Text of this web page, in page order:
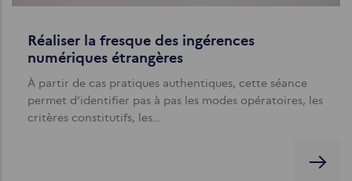
Réaliser la fresque des ingérences
numériques étrangères
À partir de cas pratiques authentiques, cette séance
permet d’identifier pas à pas les modes opératoires, les
critères constitutifs, les…